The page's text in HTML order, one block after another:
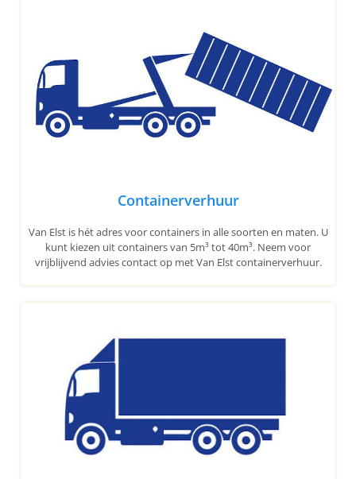
Containerverhuur
Van Elst is hét adres voor containers in alle soorten en maten. U
kunt kiezen uit containers van 5m³ tot 40m³. Neem voor
vrijblijvend advies contact op met Van Elst containerverhuur.